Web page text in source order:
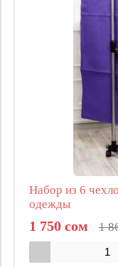
Набор из 6
одежды
1 750 сом 1